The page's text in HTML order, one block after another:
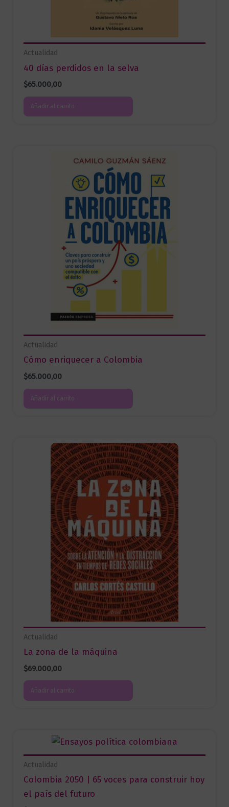
Actualidad
40 días perdidos en la selva
$65.000,00
Añadir al carrito
Actualidad
Cómo enriquecer a Colombia
$65.000,00
Añadir al carrito
Actualidad
La zona de la máquina
$69.000,00
Añadir al carrito
Actualidad
Colombia 2050 | 65 voces para construir hoy
el país del futuro